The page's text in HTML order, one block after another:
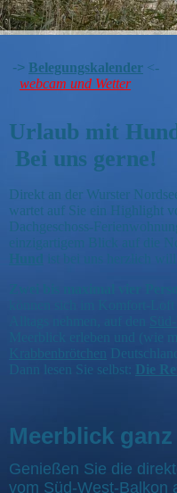
-> Belegungskalender <-
webcam und Wetter
Urlaub mit
Bei uns gerne!
Direkt an der Wurster
wartet auf Sie ein Highlight
Dachgeschoss-
einzigartigem Blick auf die
Meerblick erleben und (wie
Krabbenbrötchen
Dann lesen Sie selbst: Die
Meerblick ganz
Genießen Sie die
vom Süd-West-Balkon